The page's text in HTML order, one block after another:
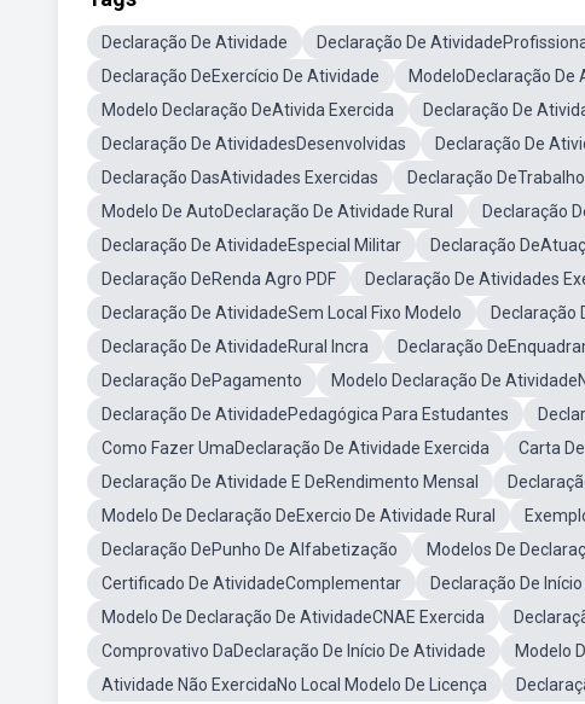
Declaração De Atividade Declaração De
Declaração DeExercício De Atividade
ModeloDeclaração De
Modelo Declaração DeAtivida Exercida
Declaração De
Declaração De AtividadesDesenvolvidas
Declaração De
Declaração DasAtividades Exercidas
Declaração
Modelo De AutoDeclaração De Atividade Rural
Declaração
Declaração De AtividadeEspecial Militar
Declaração
Declaração DeRenda Agro PDF
Declaração De Atividades
Declaração De AtividadeSem Local Fixo Modelo
Declaração
Declaração De AtividadeRural Incra
Declaração
Declaração DePagamento
Modelo Declaração De
Declaração De AtividadePedagógica Para Estudantes
Como Fazer UmaDeclaração De Atividade Exercida
Carta
Declaração De Atividade E DeRendimento Mensal
Modelo De Declaração DeExercio De Atividade Rural
Declaração DePunho De Alfabetização
Modelos De
Certificado De AtividadeComplementar
Declaração De
Modelo De Declaração De AtividadeCNAE Exercida
Comprovativo DaDeclaração De Início De Atividade
Modelo
Atividade Não ExercidaNo Local Modelo De Licença